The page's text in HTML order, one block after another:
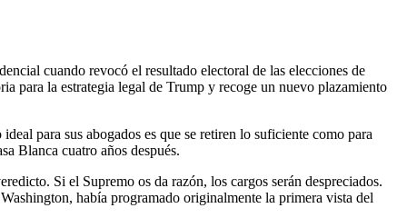
para la estrategia legal de Trump y recoge un nuevo plazamiento
para sus abogados es que se retiren lo suficiente como para
Blanca cuatro años después.
Si el Supremo os da razón, los cargos serán despreciados.
había programado originalmente la primera vista del